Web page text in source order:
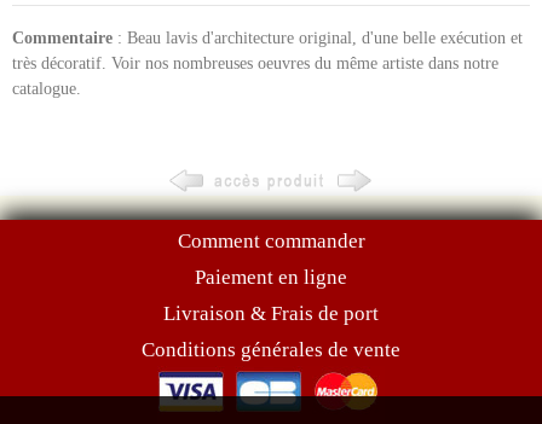
Commentaire : Beau lavis d'architecture original, d'une belle exécution et
très décoratif. Voir nos nombreuses oeuvres du même artiste dans notre
catalogue.
Comment commander
Paiement en ligne
Livraison & Frais de port
Conditions générales de vente